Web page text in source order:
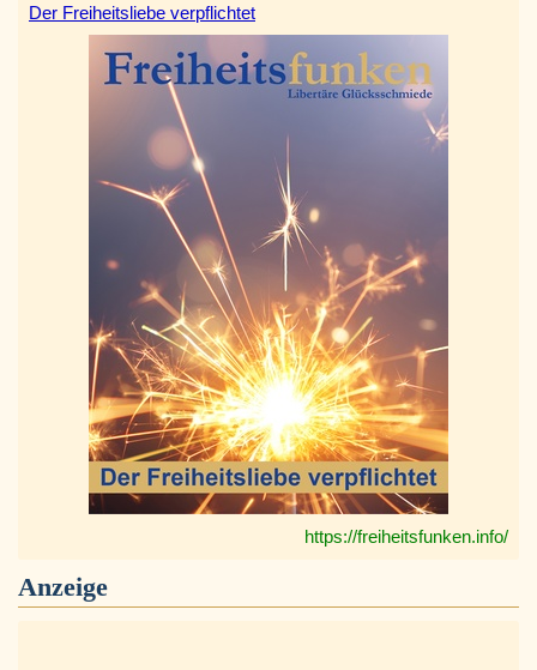
Der Freiheitsliebe verpflichtet
https://freiheitsfunken.info/
Anzeige